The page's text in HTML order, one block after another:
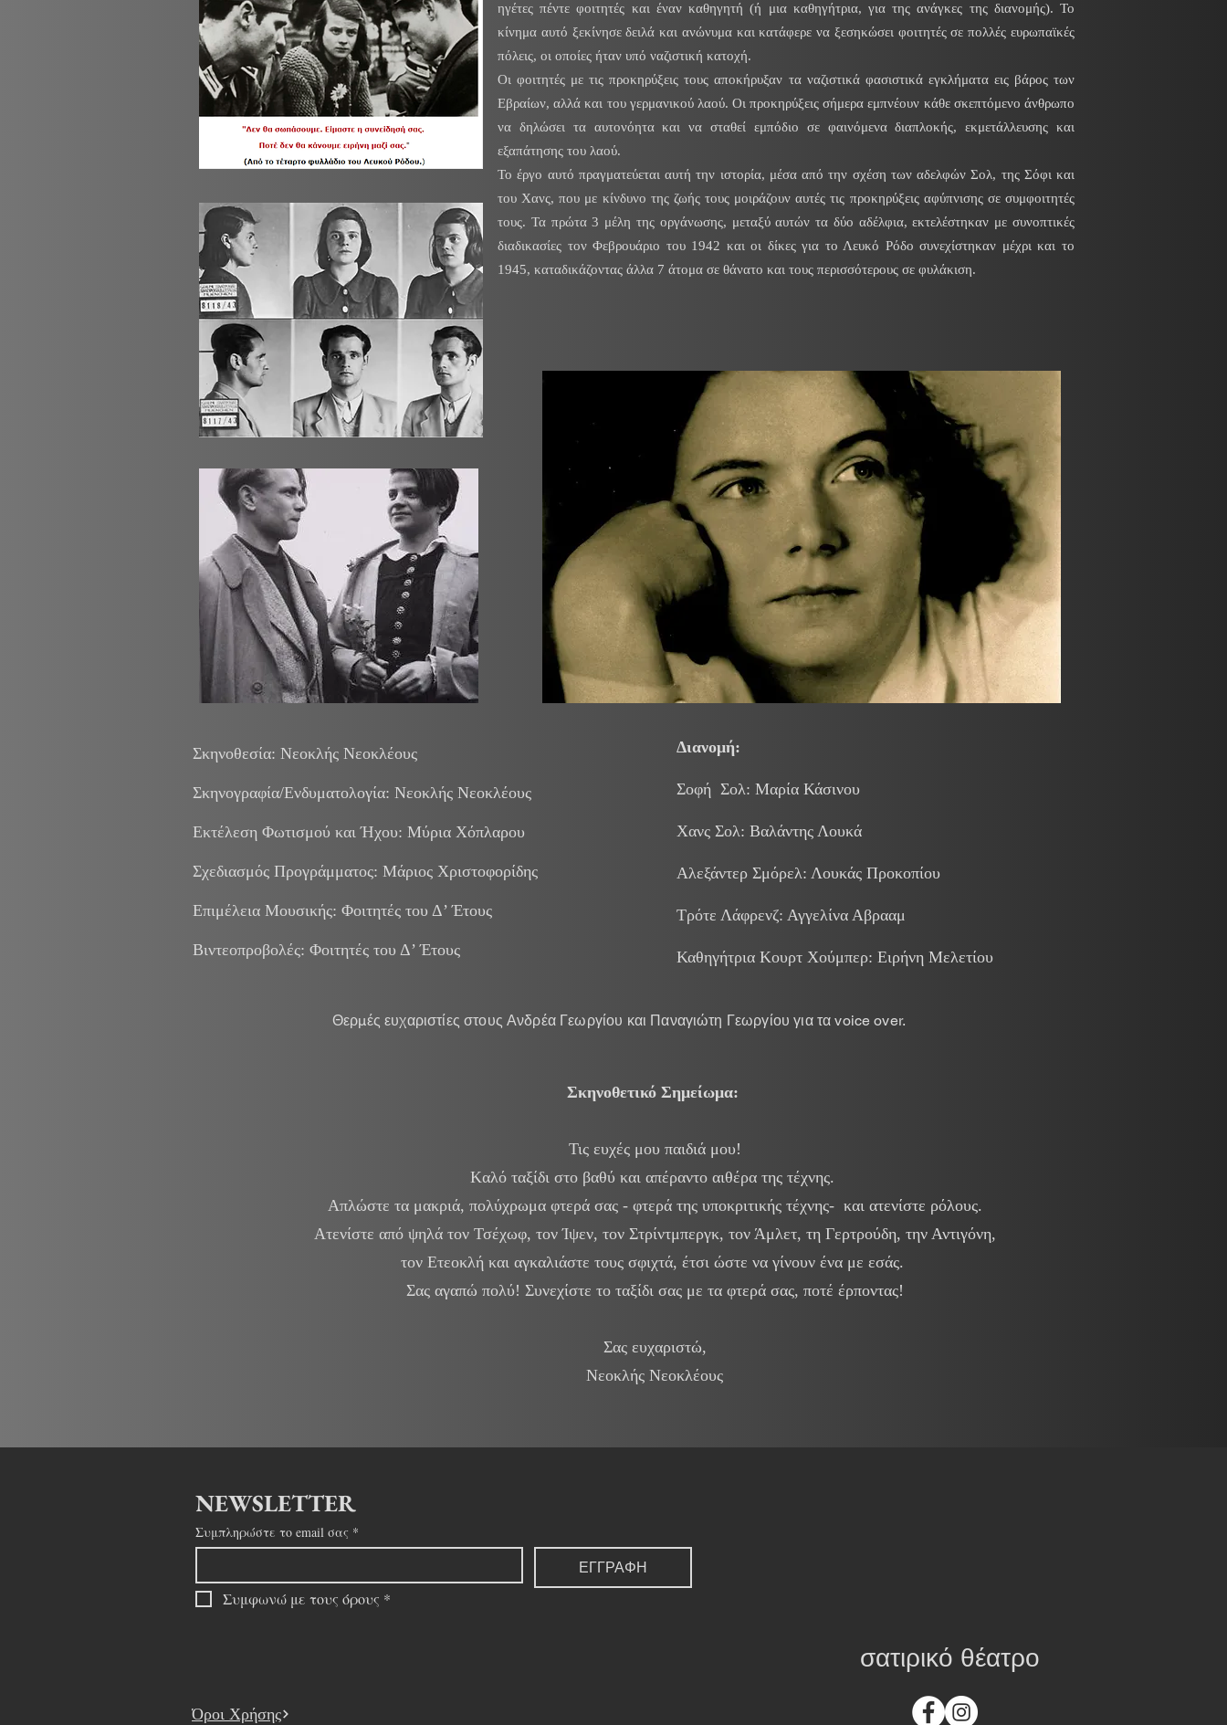
ηγέτες πέντε φοιτητές και έναν καθηγητή (ή μια καθηγήτρια, για της ανάγκες της διανομής). Το
κίνημα αυτό ξεκίνησε δειλά και ανώνυμα και κατάφερε να ξεσηκώσει φοιτητές σε πολλές ευρωπαϊκές
πόλεις, οι οποίες ήταν υπό ναζιστική κατοχή.
Οι φοιτητές με τις προκηρύξεις τους αποκήρυξαν τα ναζιστικά φασιστικά εγκλήματα εις βάρος των
Εβραίων, αλλά και του γερμανικού λαού. Οι προκηρύξεις σήμερα εμπνέουν κάθε σκεπτόμενο άνθρωπο
να δηλώσει τα αυτονόητα και να σταθεί εμπόδιο σε φαινόμενα διαπλοκής, εκμετάλλευσης και
εξαπάτησης του λαού.
Το έργο αυτό πραγματεύεται αυτή την ιστορία, μέσα από την σχέση των αδελφών Σολ, της Σόφι και
του Χανς, που με κίνδυνο της ζωής τους μοιράζουν αυτές τις προκηρύξεις αφύπνισης σε συμφοιτητές
τους. Τα πρώτα 3 μέλη της οργάνωσης, μεταξύ αυτών τα δύο αδέλφια, εκτελέστηκαν με συνοπτικές
διαδικασίες τον Φεβρουάριο του 1942 και οι δίκες για το Λευκό Ρόδο συνεχίστηκαν μέχρι και το
1945, καταδικάζοντας άλλα 7 άτομα σε θάνατο και τους περισσότερους σε φυλάκιση.
Σκηνοθεσία: Νεοκλής Νεοκλέους
Σκηνογραφία/Ενδυματολογία: Νεοκλής Νεοκλέους
Εκτέλεση Φωτισμού και Ήχου: Μύρια Χόπλαρου
Σχεδιασμός Προγράμματος: Μάριος Χριστοφορίδης
Επιμέλεια Μουσικής: Φοιτητές του Δ’ Έτους
Βιντεοπροβολές: Φοιτητές του Δ’ Έτους
Διανομή:
Σοφή Σολ: Μαρία Κάσινου
Χανς Σολ: Βαλάντης Λουκά
Αλεξάντερ Σμόρελ: Λουκάς Προκοπίου
Τρότε Λάφρενζ: Αγγελίνα Αβρααμ
Καθηγήτρια Κουρτ Χούμπερ: Ειρήνη Μελετίου
Θερμές ευχαριστίες στους Ανδρέα Γεωργίου και Παναγιώτη Γεωργίου για τα voice over.
Σκηνοθετικό Σημείωμα:
Τις ευχές μου παιδιά μου!
Kαλό ταξίδι στο βαθύ και απέραντο αιθέρα της τέχνης.
Απλώστε τα μακριά, πολύχρωμα φτερά σας - φτερά της υποκριτικής τέχνης- και ατενίστε ρόλους.
Ατενίστε από ψηλά τον Τσέχωφ, τον Ίψεν, τον Στρίντμπεργκ, τον Άμλετ, τη Γερτρούδη, την Αντιγόνη,
τον Ετεοκλή και αγκαλιάστε τους σφιχτά, έτσι ώστε να γίνουν ένα με εσάς.
Σας αγαπώ πολύ! Συνεχίστε το ταξίδι σας με τα φτερά σας, ποτέ έρποντας!
Σας ευχαριστώ,
Νεοκλής Νεοκλέους
NEWSLETTER
Συμπληρώστε το email σας *
ΕΓΓΡΑΦΗ
Συμφωνώ με τους όρους *
σατιρικό θέατρο
Όροι Χρήσης